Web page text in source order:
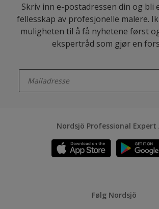
Skriv inn e-postadressen din og bli
fellesskap av profesjonelle malere.
muligheten til å få nyhetene først
ekspertråd som gjør en
Nordsjö Professional Expert
Følg Nordsjö